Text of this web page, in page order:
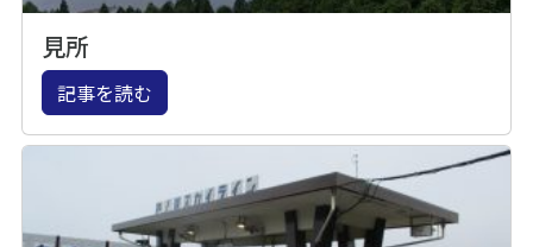
見所
記事を読む